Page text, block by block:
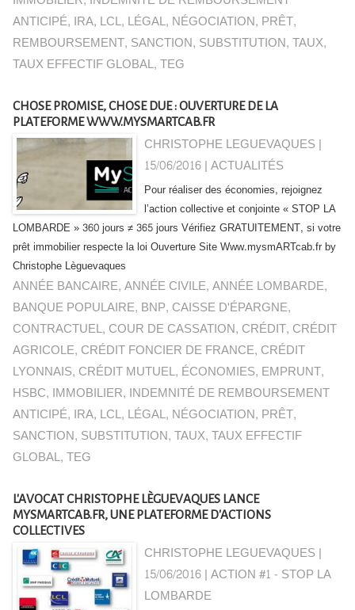
ANTICIPÉ, IRA, LCL, LÉGAL, NÉGOCIATION, PRÊT,
REMBOURSEMENT, SANCTION, SUBSTITUTION,TAUX,
TAUX EFFECTIF GLOBAL,TEG
CHOSE PROMISE, CHOSE DUE : OUVERTURE DE LA
PLATEFORME WWW.MYSMARTCAB.FR
CHRISTOPHE LEGUEVAQUES |
15/06/2016|ACTUALITÉS
Pour réaliser des économies, rejoignez
l’action collective et conjointe « STOP LA
LOMBARDE » 360 jours ≠ 365 jours Vérifiez GRATUITEMENT, si votre
prêt immobilier respecte la loi Ouverture Site Www.mysmARTcab.fr by
Christophe Lèguevaques
ANNÉE BANCAIRE,ANNÉE CIVILE,ANNÉE LOMBARDE,
BANQUE POPULAIRE, BNP, CAISSE D'ÉPARGNE,
CONTRACTUEL, COUR DE CASSATION, CRÉDIT, CRÉDIT
AGRICOLE, CRÉDIT FONCIER DE FRANCE, CRÉDIT
LYONNAIS, CRÉDIT MUTUEL, ÉCONOMIES, EMPRUNT,
HSBC, IMMOBILIER, INDEMNITÉ DE REMBOURSEMENT
ANTICIPÉ, IRA, LCL, LÉGAL, NÉGOCIATION, PRÊT,
SANCTION, SUBSTITUTION,TAUX,TAUX EFFECTIF
GLOBAL,TEG
L'AVOCAT CHRISTOPHE LÈGUEVAQUES LANCE
MYSMARTCAB.FR, UNE PLATEFORME D'ACTIONS
COLLECTIVES
CHRISTOPHE LEGUEVAQUES |
15/06/2016|ACTION #1 - STOP LA
LOMBARDE